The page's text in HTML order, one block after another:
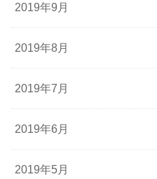
2019年9月
2019年8月
2019年7月
2019年6月
2019年5月